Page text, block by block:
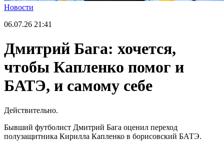
Новости
06.07.26 21:41
Дмитрий Бага: хочется,
чтобы Капленко помог и
БАТЭ, и самому себе
Действительно.
Бывший футболист Дмитрий Бага оценил переход
полузащитника Кирилла Капленко в борисовский БАТЭ.